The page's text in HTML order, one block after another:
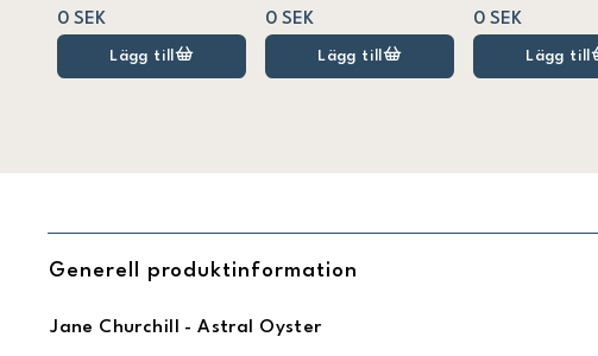
0 SEK
Lägg till
0 SEK
Lägg till
0 SEK
Lägg till
Generell produktinformation
Jane Churchill - Astral Oyster